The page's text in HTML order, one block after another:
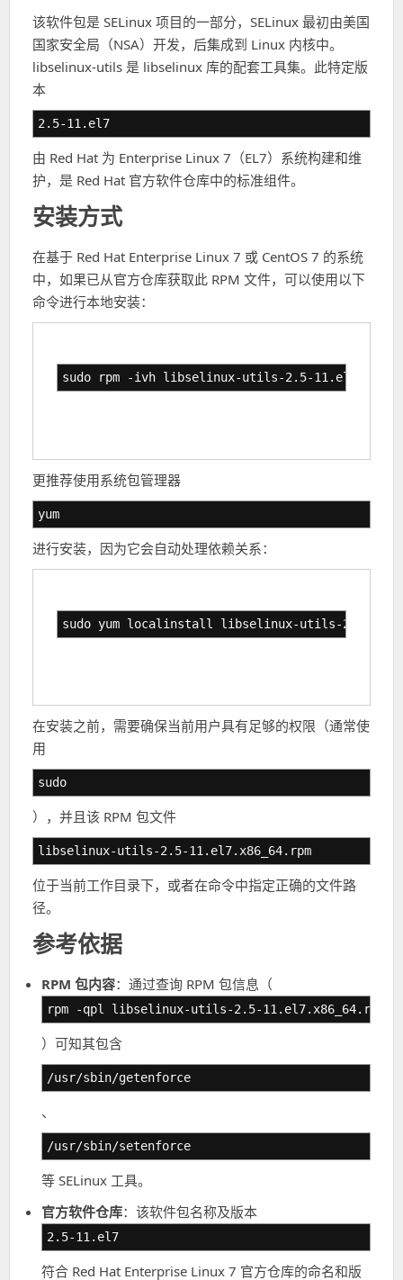
该软件包是 SELinux 项目的一部分，SELinux 最初由美国
国家安全局（NSA）开发，后集成到 Linux 内核中。
libselinux-utils 是 libselinux 库的配套工具集。此特定版
本
2.5-11.el7
由 Red Hat 为 Enterprise Linux 7（EL7）系统构建和维
护，是 Red Hat 官方软件仓库中的标准组件。
安装方式
在基于 Red Hat Enterprise Linux 7 或 CentOS 7 的系统
中，如果已从官方仓库获取此 RPM 文件，可以使用以下
命令进行本地安装：
sudo rpm -ivh libselinux-utils-2.5-
更推荐使用系统包管理器
yum
进行安装，因为它会自动处理依赖关系：
sudo yum localinstall libselinux-utils-2.5-
在安装之前，需要确保当前用户具有足够的权限（通常使
用
sudo
），并且该 RPM 包文件
libselinux-utils-2.5-11.el7.x86_64.rpm
位于当前工作目录下，或者在命令中指定正确的文件路
径。
参考依据
RPM 包内容：通过查询 RPM 包信息（
rpm -qpl libselinux-utils-2.5-11.el7.x86_64.rpm
）可知其包含
/usr/sbin/getenforce
、
/usr/sbin/setenforce
等 SELinux 工具。
官方软件仓库：该软件包名称及版本
2.5-11.el7
符合 Red Hat Enterprise Linux 7 官方仓库的命名和版